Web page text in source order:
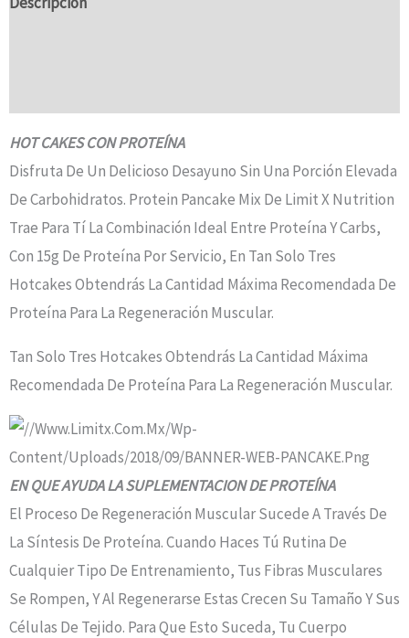
HOT CAKES CON PROTEÍNA
Disfruta De Un Delicioso Desayuno Sin Una Porción Elevada
De Carbohidratos. Protein Pancake Mix De Limit X Nutrition
Trae Para Tí La Combinación Ideal Entre Proteína Y Carbs,
Con 15g De Proteína Por Servicio, En Tan Solo Tres
Hotcakes Obtendrás La Cantidad Máxima Recomendada De
Proteína Para La Regeneración Muscular.
Tan Solo Tres Hotcakes Obtendrás La Cantidad Máxima
Recomendada De Proteína Para La Regeneración Muscular.
EN QUE AYUDA LA SUPLEMENTACION DE PROTEÍNA
El Proceso De Regeneración Muscular Sucede A Través De
La Síntesis De Proteína. Cuando Haces Tú Rutina De
Cualquier Tipo De Entrenamiento, Tus Fibras Musculares
Se Rompen, Y Al Regenerarse Estas Crecen Su Tamaño Y Sus
Células De Tejido. Para Que Esto Suceda, Tu Cuerpo